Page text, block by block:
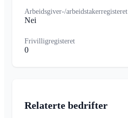
Arbeidsgiver-/arbeidstakerregisteret
Nei
Frivilligregisteret
0
Relaterte bedrifter